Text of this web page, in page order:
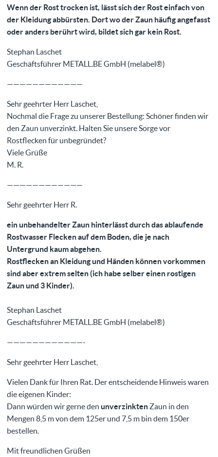
Wenn der Rost trocken ist, lässt sich der Rost einfach von
der Kleidung abbürsten. Dort wo der Zaun häufig angefasst
oder anders berührt wird, bildet sich gar kein Rost.
Stephan Laschet
Geschäftsführer METALL.BE GmbH (melabel®)
————————————
Sehr geehrter Herr Laschet,
Nochmal die Frage zu unserer Bestellung: Schöner finden wir
den Zaun unverzinkt. Halten Sie unsere Sorge vor
Rostflecken für unbegründet?
Viele Grüße
M. R.
————————————
Sehr geehrter Herr R.
ein unbehandelter Zaun hinterlässt durch das ablaufende
Rostwasser Flecken auf dem Boden, die je nach
Untergrund kaum abgehen.
Rostflecken an Kleidung und Händen können vorkommen
sind aber extrem selten (ich habe selber einen rostigen
Zaun und 3 Kinder).
Stephan Laschet
Geschäftsführer METALL.BE GmbH (melabel®)
————————————-
Sehr geehrter Herr Laschet,
Vielen Dank für Ihren Rat. Der entscheidende Hinweis waren
die eigenen Kinder:
Dann würden wir gerne den unverzinkten Zaun in den
Mengen 8,5 m von dem 125er und 7,5 m bin dem 150er
bestellen.
Mit freundlichen Grüßen